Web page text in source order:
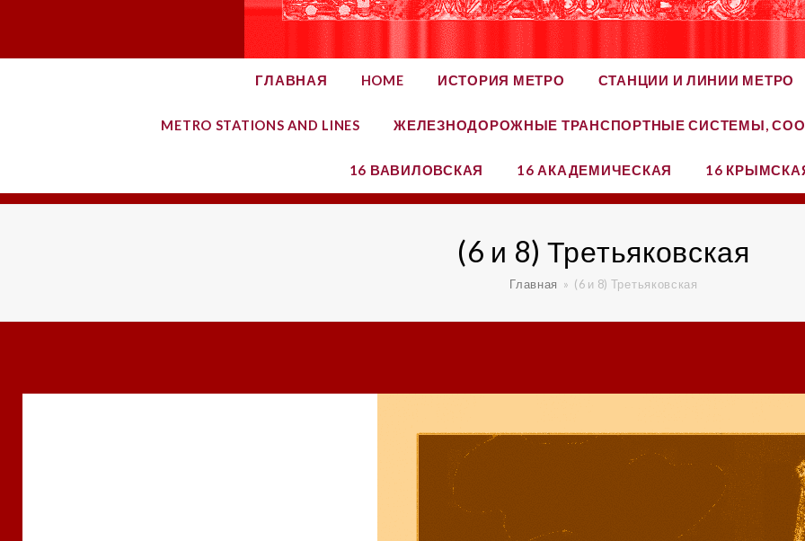
ГЛАВНАЯ HOME ИСТОРИЯ МЕТРО СТАНЦИИ И ЛИНИИ МЕТРО
METRO STATIONS AND LINES ЖЕЛЕЗНОДОРОЖНЫЕ ТРАНСПОРТНЫЕ СИСТЕМЫ,
16 ВАВИЛОВСКАЯ 16 АКАДЕМИЧЕСКАЯ 16
(6 и 8) Третьяковская
Главная » (6 и 8) Третьяковская